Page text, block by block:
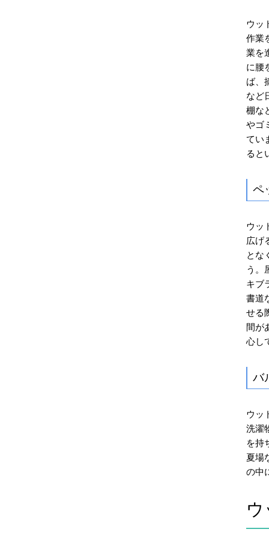
ウッ
作業
業を
に腰
ば、
など
棚な
やゴ
てい
ると
ペ
ウッ
広げ
とな
う。
キブ
書道
せる
間が
心し
バ
ウッ
洗濯
を持
夏場
の中